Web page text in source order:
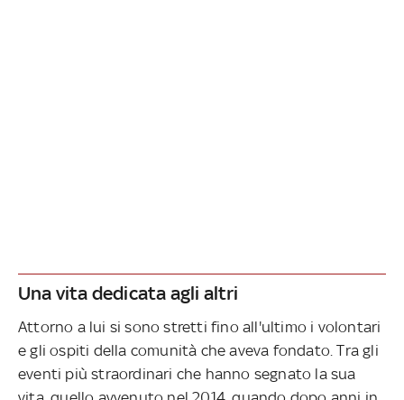
Una vita dedicata agli altri
Attorno a lui si sono stretti fino all'ultimo i volontari
e gli ospiti della comunità che aveva fondato. Tra gli
eventi più straordinari che hanno segnato la sua